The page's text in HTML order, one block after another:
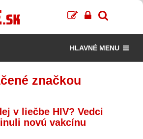
HLAVNÉ MENU
značkou
v liečbe HIV? Vedci
novú vakcínu